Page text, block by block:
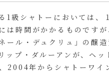
1級シャトーにおいては、
は時間がかかるものですが
ネール・デュクリュ」の醸
ップ・ダルーアンが、ヘッ
2004年からシャトーワイ